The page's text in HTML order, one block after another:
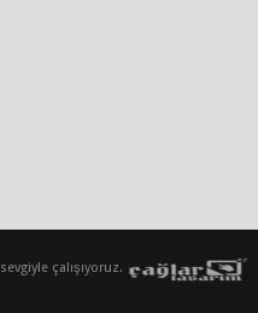
sevgiyle çalışıyoruz.